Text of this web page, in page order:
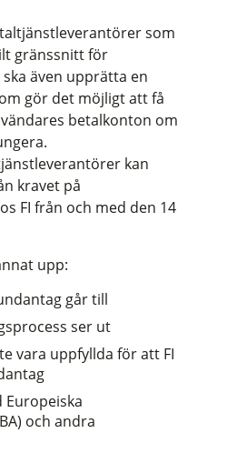
som
gränssnitt för
även upprätta en
gör det möjligt att få
betalkonton om
kan
kravet på
FI från och med den 14
upp:
går till
ser ut
vara uppfyllda för att FI
Europeiska
och andra